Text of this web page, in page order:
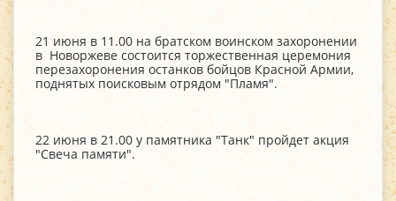
21 июня в 11.00 на братском воинском захоронении
в Новоржеве состоится торжественная церемония
перезахоронения останков бойцов Красной Армии,
поднятых поисковым отрядом "Пламя".
22 июня в 21.00 у памятника "Танк" пройдет акция
"Свеча памяти".